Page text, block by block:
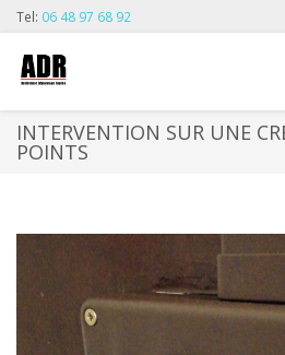
Tel: 06 48 97 68 92
INTERVENTION SUR UNE
POINTS